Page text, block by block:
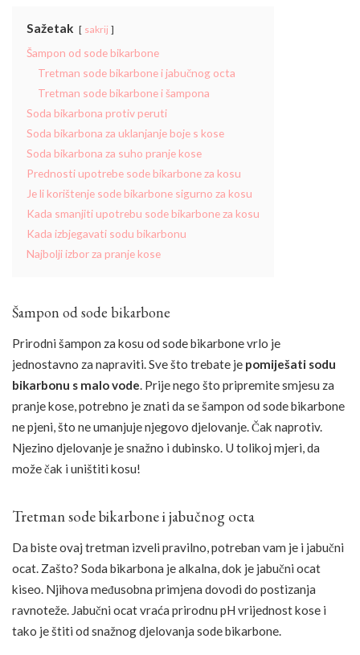
Sažetak sakrij
Šampon od sode bikarbone
Tretman sode bikarbone i jabučnog octa
Tretman sode bikarbone i šampona
Soda bikarbona protiv peruti
Soda bikarbona za uklanjanje boje s kose
Soda bikarbona za suho pranje kose
Prednosti upotrebe sode bikarbone za kosu
Je li korištenje sode bikarbone sigurno za kosu
Kada smanjiti upotrebu sode bikarbone za kosu
Kada izbjegavati sodu bikarbonu
Najbolji izbor za pranje kose
Šampon od sode bikarbone
Prirodni šampon za kosu od sode bikarbone vrlo je
jednostavno za napraviti. Sve što trebate je pomiješati sodu
bikarbonu s malo vode. Prije nego što pripremite smjesu za
pranje kose, potrebno je znati da se šampon od sode bikarbone
ne pjeni, što ne umanjuje njegovo djelovanje. Čak naprotiv.
Njezino djelovanje je snažno i dubinsko. U tolikoj mjeri, da
može čak i uništiti kosu!
Tretman sode bikarbone i jabučnog octa
Da biste ovaj tretman izveli pravilno, potreban vam je i jabučni
ocat. Zašto? Soda bikarbona je alkalna, dok je jabučni ocat
kiseo. Njihova međusobna primjena dovodi do postizanja
ravnoteže. Jabučni ocat vraća prirodnu pH vrijednost kose i
tako je štiti od snažnog djelovanja sode bikarbone.